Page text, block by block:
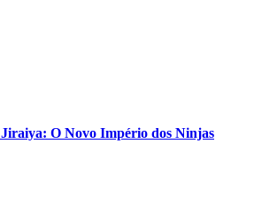
Jiraiya: O Novo Império dos Ninjas